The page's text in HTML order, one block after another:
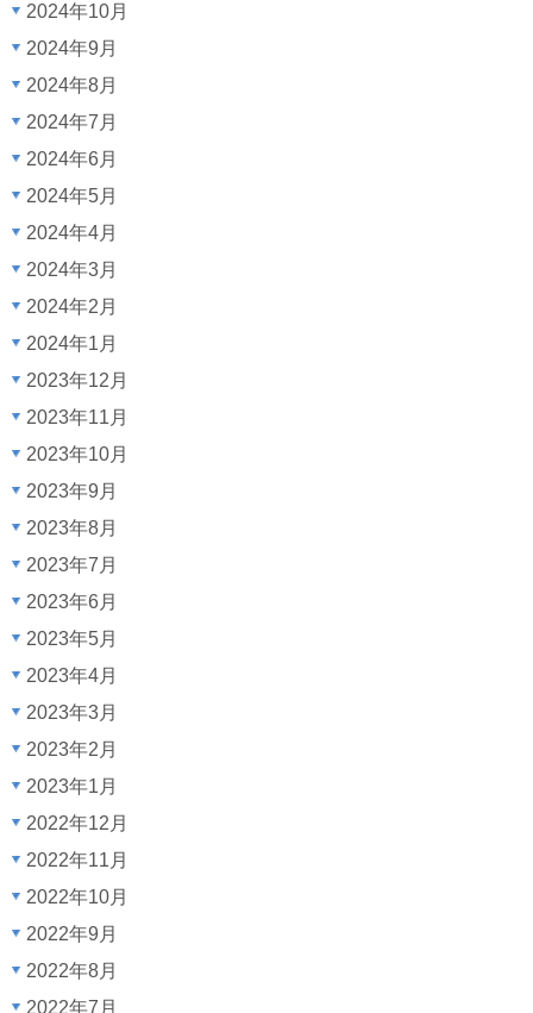
2024年10月
2024年9月
2024年8月
2024年7月
2024年6月
2024年5月
2024年4月
2024年3月
2024年2月
2024年1月
2023年12月
2023年11月
2023年10月
2023年9月
2023年8月
2023年7月
2023年6月
2023年5月
2023年4月
2023年3月
2023年2月
2023年1月
2022年12月
2022年11月
2022年10月
2022年9月
2022年8月
2022年7月